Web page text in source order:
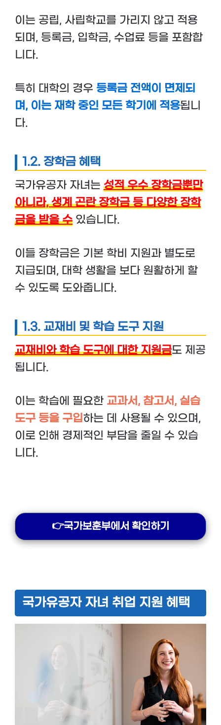
이는 공립, 사립학교를 가리지 않고 적용
되며, 등록금, 입학금, 수업료 등을 포함합
니다.
특히 대학의 경우 등록금 전액이 면제되
며, 이는 재학 중인 모든 학기에 적용됩니
다.
1.2. 장학금 혜택
국가유공자 자녀는 성적 우수 장학금뿐만
아니라, 생계 곤란 장학금 등 다양한 장학
금을 받을 수 있습니다.
이들 장학금은 기본 학비 지원과 별도로
지급되며, 대학 생활을 보다 원활하게 할
수 있도록 도와줍니다.
1.3. 교재비 및 학습 도구 지원
교재비와 학습 도구에 대한 지원금도 제공
됩니다.
이는 학습에 필요한 교과서, 참고서, 실습
도구 등을 구입하는 데 사용될 수 있으며,
이로 인해 경제적인 부담을 줄일 수 있습
니다.
👉국가보훈부에서 확인하기
국가유공자 자녀 취업 지원 혜택